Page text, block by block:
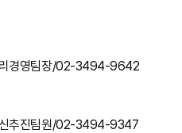
리경영팀장/02-3494-9642
신추진팀원/02-3494-9347